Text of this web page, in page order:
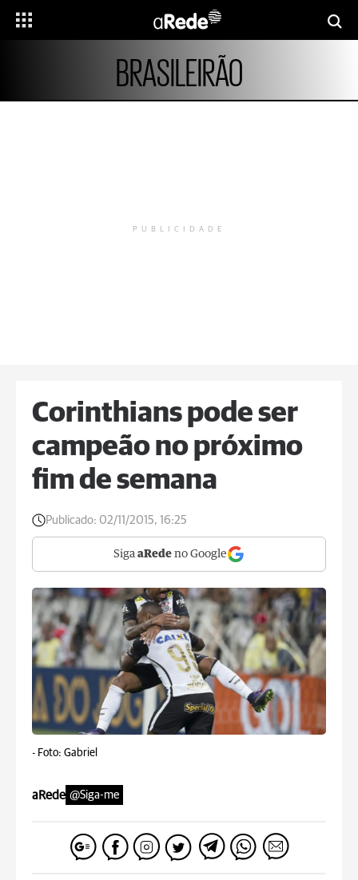
BRASILEIRÃO
PUBLICIDADE
Corinthians pode ser
campeão no próximo
fim de semana
Publicado: 02/11/2015, 16:25
Siga aRede no Google
- Foto: Gabriel
aRede @Siga-me